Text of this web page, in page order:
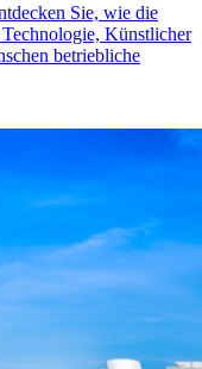
Sie, wie die
Künstlicher
betriebliche